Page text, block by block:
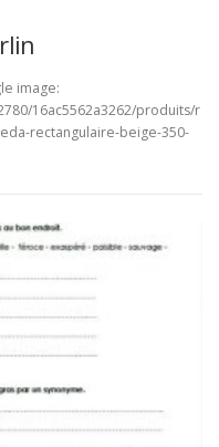
image:
16ac5562a3262/produits/r
rectangulaire-beige-350-